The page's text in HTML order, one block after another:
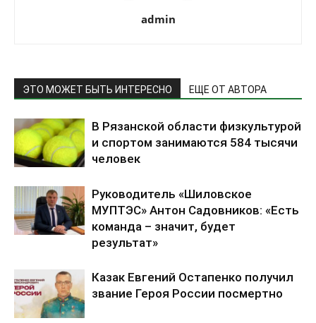
admin
ЭТО МОЖЕТ БЫТЬ ИНТЕРЕСНО ЕЩЕ ОТ АВТОРА
В Рязанской области физкультурой
и спортом занимаются 584 тысячи
человек
Руководитель «Шиловское
МУПТЭС» Антон Садовников: «Есть
команда – значит, будет
результат»
Казак Евгений Остапенко получил
звание Героя России посмертно